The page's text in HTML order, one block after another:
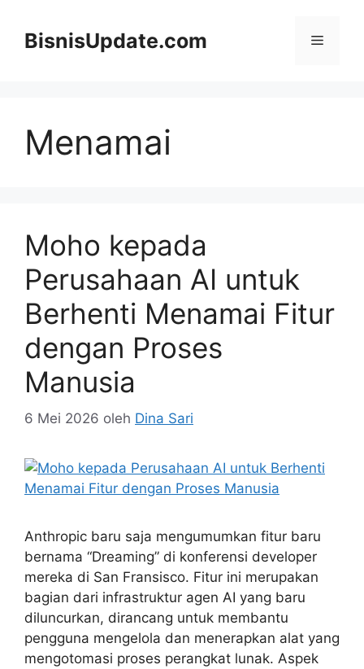
BisnisUpdate.com Menu
Menamai
Moho kepada
Perusahaan AI untuk
Berhenti Menamai Fitur
dengan Proses
Manusia
6 Mei 2026 oleh Dina Sari
Anthropic baru saja mengumumkan fitur baru
bernama “Dreaming” di konferensi developer
mereka di San Fransisco. Fitur ini merupakan
bagian dari infrastruktur agen AI yang baru
diluncurkan, dirancang untuk membantu
pengguna mengelola dan menerapkan alat yang
mengotomasi proses perangkat lunak. Aspek